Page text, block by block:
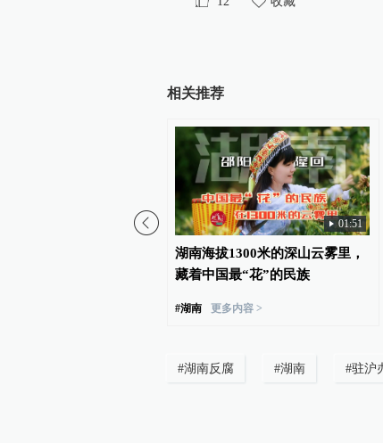
相关推荐
01:51
湖南海拔1300米的深山云雾里，
藏着中国最“花”的民族
#湖南 更多内容 >
#湖南反腐 #湖南 #驻沪